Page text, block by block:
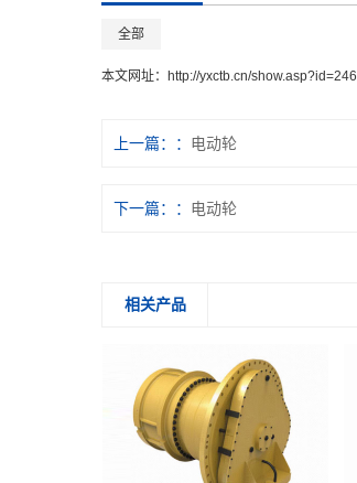
全部
本文网址： http://yxctb.cn/show.asp?id=246
上一篇： 电动轮
下一篇： 电动轮
相关产品